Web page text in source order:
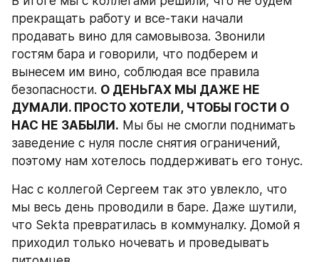
прекращать работу и все-таки начали
продавать вино для самовывоза. Звонили
гостям бара и говорили, что подберем и
вынесем им вино, соблюдая все правила
безопасности. О ДЕНЬГАХ МЫ ДАЖЕ НЕ
ДУМАЛИ. ПРОСТО ХОТЕЛИ, ЧТОБЫ ГОСТИ О
НАС НЕ ЗАБЫЛИ. Мы бы не смогли поднимать
заведение с нуля после снятия ограничений,
поэтому нам хотелось поддерживать его тонус.
Нас с коллегой Сергеем так это увлекло, что
мы весь день проводили в баре. Даже шутили,
что Sekta превратилась в коммуналку. Домой я
приходил только ночевать и проведывать